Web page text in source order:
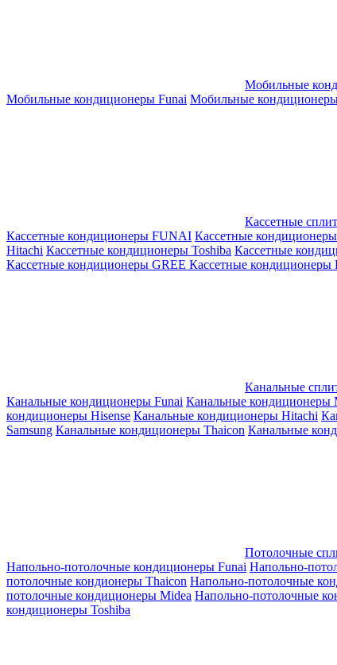
Мобильные
Мобильные кондиционеры Funai Мобильные
Кассетные
Кассетные кондиционеры FUNAI Кассетные
Hitachi Кассетные кондиционеры Toshiba Кассетные
Кассетные кондиционеры GREE Кассетные кондиционеры
Канальные
Канальные кондиционеры Funai Канальные кондиционеры
кондиционеры Hisense Канальные кондиционеры Hitachi
Samsung Канальные кондиционеры Thaicon Канальные
Потолочные
Напольно-потолочные кондиционеры Funai Напольно-
потолочные кондионеры Thaicon Напольно-потолочные
потолочные кондиционеры Midea Напольно-потолочные
кондиционеры Toshiba